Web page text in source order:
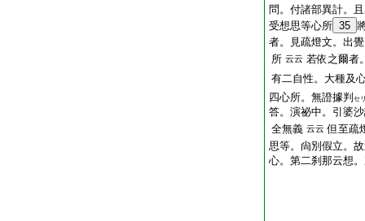
問。付諸部異計。
受想思等心所 35
者。見疏燈文。出
所 云云 若依之爾者
有二自性。大種及
四心所。無證據判 セ
答。演祕中。引婆
全無義 云云 但至疏
思等。尙別假立。
心。第二刹那云想